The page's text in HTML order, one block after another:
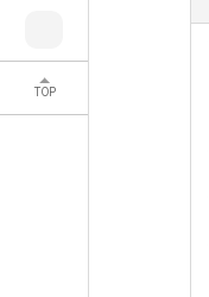
TOP